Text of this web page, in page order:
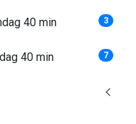
40 min 3
40 min 7